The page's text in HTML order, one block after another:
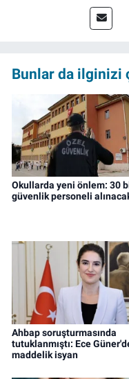
Bunlar da ilginizi
Okullarda yeni önlem: 30
güvenlik personeli
Ahbap soruşturmasında
tutuklanmıştı: Ece
maddelik isyan